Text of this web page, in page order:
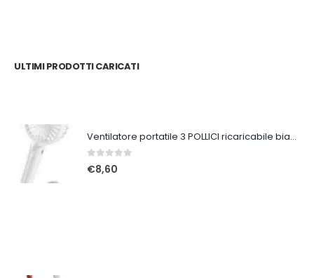
ULTIMI PRODOTTI CARICATI
Ventilatore portatile 3 POLLICI ricaricabile bianco
0Su 5
€8,60